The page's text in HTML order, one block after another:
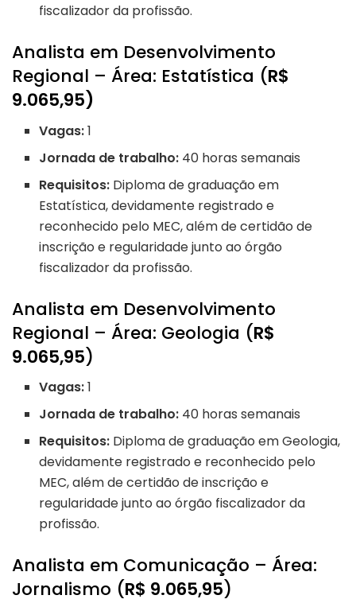
fiscalizador da profissão.
Analista em Desenvolvimento
Regional – Área: Estatística (R$
9.065,95)
Vagas:1
Jornada de trabalho: 40 horas semanais
Requisitos: Diploma de graduação em
Estatística, devidamente registrado e
reconhecido pelo MEC, além de certidão de
inscrição e regularidade junto ao órgão
fiscalizador da profissão.
Analista em Desenvolvimento
Regional – Área: Geologia (R$
9.065,95)
Vagas:1
Jornada de trabalho: 40 horas semanais
Requisitos: Diploma de graduação em Geologia,
devidamente registrado e reconhecido pelo
MEC, além de certidão de inscrição e
regularidade junto ao órgão fiscalizador da
profissão.
Analista em Comunicação – Área:
Jornalismo (R$ 9.065,95)